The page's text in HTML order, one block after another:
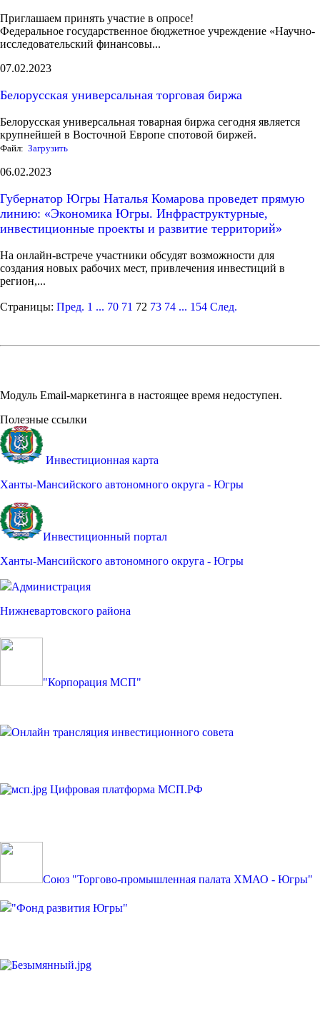
Приглашаем принять участие в опросе!
Федеральное государственное бюджетное учреждение «Научно-
исследовательский финансовы...
07.02.2023
Белорусская универсальная торговая биржа
Белорусская универсальная товарная биржа сегодня является
крупнейшей в Восточной Европе спотовой биржей.
Файл: Загрузить
06.02.2023
Губернатор Югры Наталья Комарова проведет прямую
линию: «Экономика Югры. Инфраструктурные,
инвестиционные проекты и развитие территорий»
На онлайн-встрече участники обсудят возможности для
создания новых рабочих мест, привлечения инвестиций в
регион,...
Страницы: Пред. 1 ... 70 71 72 73 74 ... 154 След.
Модуль Email-маркетинга в настоящее время недоступен.
Полезные ссылки
Инвестиционная карта
Ханты-Мансийского автономного округа - Югры
Инвестиционный портал
Ханты-Мансийского автономного округа - Югры
Администрация
Нижневартовского района
"Корпорация МСП"
Онлайн трансляция инвестиционного совета
Цифровая платформа МСП.РФ
Союз "Торгово-промышленная палата ХМАО - Югры"
"Фонд развития Югры"